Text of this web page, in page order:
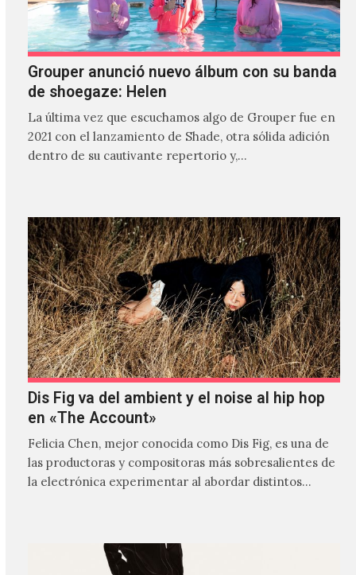
Grouper anunció nuevo álbum con su banda
de shoegaze: Helen
La última vez que escuchamos algo de Grouper fue en
2021 con el lanzamiento de Shade, otra sólida adición
dentro de su cautivante repertorio y,…
Dis Fig va del ambient y el noise al hip hop
en «The Account»
Felicia Chen, mejor conocida como Dis Fig, es una de
las productoras y compositoras más sobresalientes de
la electrónica experimentar al abordar distintos